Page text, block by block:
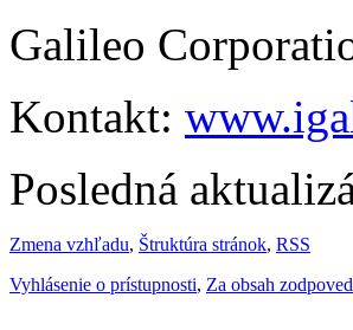
Galileo
Kontakt:
Posledná
Zmena vzhľadu, Štruktúra stránok, RSS
Vyhlásenie o prístupnosti, Za obsah